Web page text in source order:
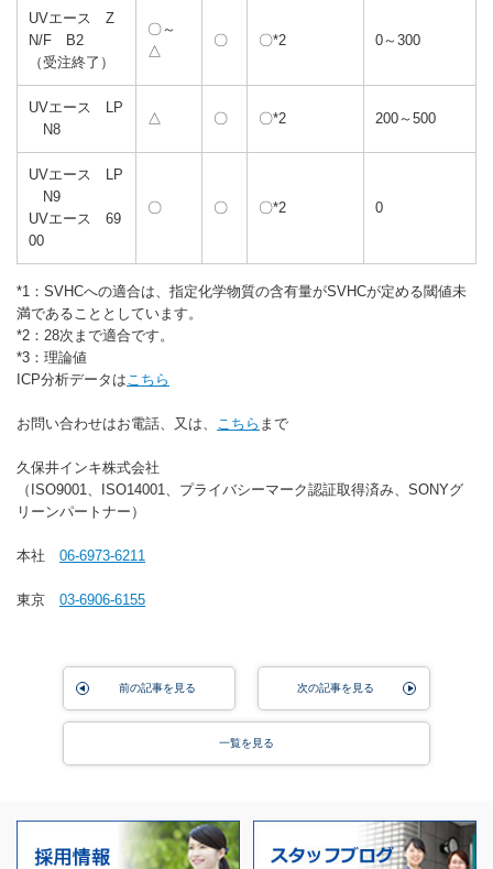
UVエース Z
N/F B2
（受注終了）
〇～
△
〇 〇*2 0～300
UVエース LP
N8
△ 〇 〇*2 200～500
UVエース LP
N9
UVエース 69
00
〇 〇 〇*2 0
*1：SVHCへの適合は、指定化学物質の含有量がSVHCが定める閾値未
満であることとしています。
*2：28次まで適合です。
*3：理論値
ICP分析データはこちら
お問い合わせはお電話、又は、 こちら まで
久保井インキ株式会社
（ISO9001、ISO14001、プライバシーマーク認証取得済み、SONYグ
リーンパートナー）
本社 06-6973-6211
東京 03-6906-6155
前の記事を見る 次の記事を見る
一覧を見る